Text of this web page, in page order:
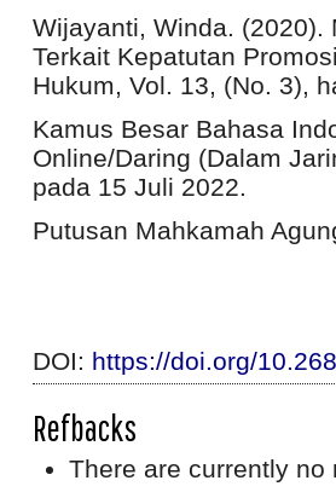
Wijayanti, Winda. (2020).
Terkait Kepatutan
Hukum, Vol. 13, (No. 3),
Kamus Besar Bahasa
Online/Daring (Dalam
pada 15 Juli 2022.
Putusan Mahkamah
DOI: https://doi.org/
Refbacks
There are currently no